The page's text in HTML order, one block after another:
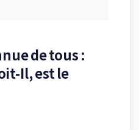
de tous :
Il, est le